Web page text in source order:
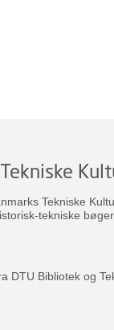
Tekniske
tekniske
DTU Bibliotek og